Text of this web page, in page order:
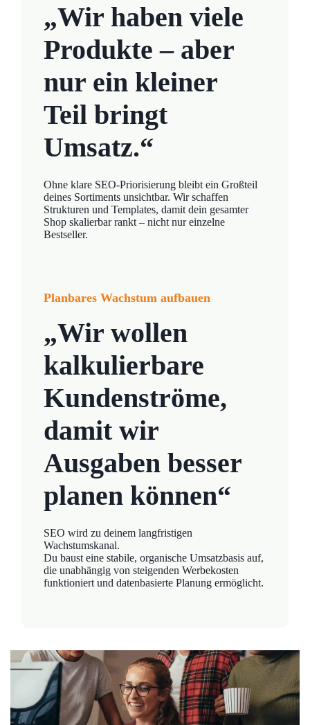
„Wir haben viele
Produkte – aber
nur ein kleiner
Teil bringt
Umsatz.“
Ohne klare SEO-Priorisierung bleibt ein Großteil
deines Sortiments unsichtbar. Wir schaffen
Strukturen und Templates, damit dein gesamter
Shop skalierbar rankt – nicht nur einzelne
Bestseller.
Planbares Wachstum aufbauen
„Wir wollen
kalkulierbare
Kundenströme,
damit wir
Ausgaben besser
planen können“
SEO wird zu deinem langfristigen
Wachstumskanal.
Du baust eine stabile, organische Umsatzbasis auf,
die unabhängig von steigenden Werbekosten
funktioniert und datenbasierte Planung ermöglicht.